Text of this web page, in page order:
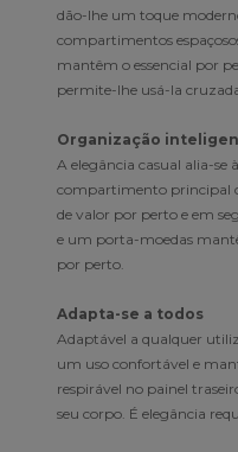
dão-lhe um toque
compartimentos
mantêm o essencial por
permite-lhe usá-la
Organização
A elegância casual alia-
compartimento principal
de valor por perto e em
e um porta-moedas
por perto.
Adapta-se a todos
Adaptável a qualquer
um uso confortável e
respirável no painel
seu corpo. É elegância